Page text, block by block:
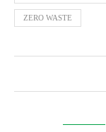
ZERO WASTE